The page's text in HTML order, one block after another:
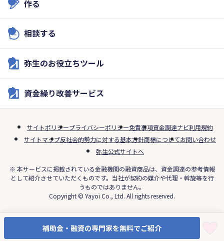
作る
相談する
弥生のお役立ちツール
資金繰り改善サービス
サイトポリシープライバシーポリシー免責事項資金調達ナビ利用規約
サイトマップ反社会的勢力に対する基本方針商標についてお問い合わせ
弥生公式サイトへ
※ 本サービスに掲載されている金融機関の融資商品は、資金調達の参考情報
として紹介させていただくものです。当社が契約の媒介や代理・斡旋等を行
うものではありません。
Copyright © Yayoi Co., Ltd. All rights reserved.
補助金・融資の専門家を無料でご紹介